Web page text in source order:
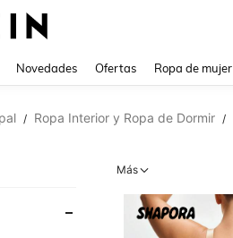
Novedades Ofertas Ropa de mujer
/ Ropa Interior y Ropa de Dormir /
Más